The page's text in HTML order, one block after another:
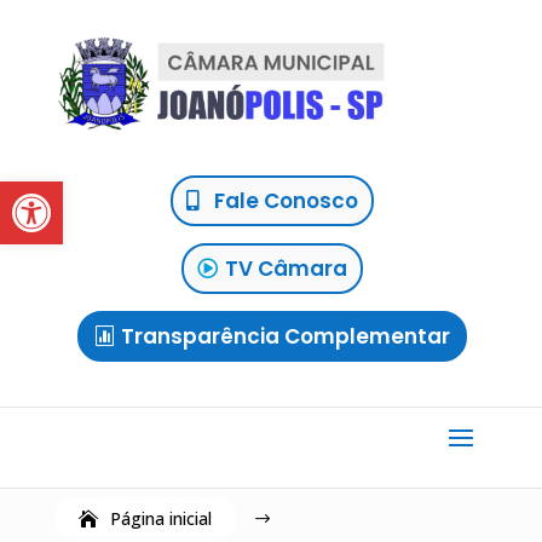
Abrir a barra de ferramentasFale Conosco
TV Câmara
Transparência Complementar
Página inicial $